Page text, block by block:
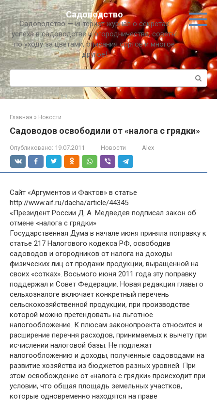
Перейти
к
контенту
Садоводство
Садоводство — интернет журнал о секретах
успеха в садоводстве и огородничестве, советы
по уходу за цветами, описания сортов и многое
другое!
Поиск:
Главная » Новости
Садоводов освободили от «налога с грядки»
Опубликовано: 19.07.2011 Новости Alex
Сайт «Аргументов и Фактов» в статье
http://www.aif.ru/dacha/article/44345
«Президент России Д. А. Медведев подписал закон об
отмене «налога с грядки»
Государственная Дума в начале июня приняла поправку к
статье 217 Налогового кодекса РФ, освободив
садоводов и огородников от налога на доходы
физических лиц от продажи продукции, выращенной на
своих «сотках». Восьмого июня 2011 года эту поправку
поддержал и Совет Федерации. Новая редакция главы о
сельхозналоге включает конкретный перечень
сельскохозяйственной продукции, при производстве
которой можно претендовать на льготное
налогообложение. К плюсам законопроекта относится и
расширение перечня расходов, принимаемых к вычету при
исчислении налоговой базы. Не подлежат
налогообложению и доходы, полученные садоводами на
развитие хозяйства из бюджетов разных уровней. При
этом освобождение от «налога с грядки» происходит при
условии, что общая площадь земельных участков,
которые одновременно находятся на праве